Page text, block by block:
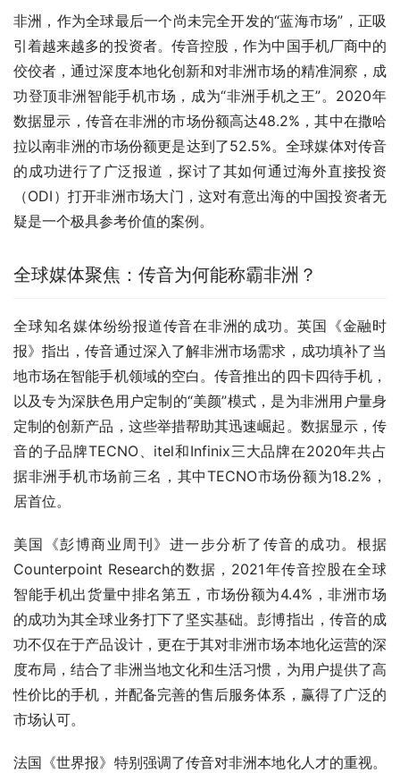
非洲，作为全球最后一个尚未完全开发的“蓝海市场”，正吸
引着越来越多的投资者。传音控股，作为中国手机厂商中的
佼佼者，通过深度本地化创新和对非洲市场的精准洞察，成
功登顶非洲智能手机市场，成为“非洲手机之王”。2020年
数据显示，传音在非洲的市场份额高达48.2%，其中在撒哈
拉以南非洲的市场份额更是达到了52.5%。全球媒体对传音
的成功进行了广泛报道，探讨了其如何通过海外直接投资
（ODI）打开非洲市场大门，这对有意出海的中国投资者无
疑是一个极具参考价值的案例。
全球媒体聚焦：传音为何能称霸非洲？
全球知名媒体纷纷报道传音在非洲的成功。英国《金融时
报》指出，传音通过深入了解非洲市场需求，成功填补了当
地市场在智能手机领域的空白。传音推出的四卡四待手机，
以及专为深肤色用户定制的“美颜”模式，是为非洲用户量身
定制的创新产品，这些举措帮助其迅速崛起。数据显示，传
音的子品牌TECNO、itel和Infinix三大品牌在2020年共占
据非洲手机市场前三名，其中TECNO市场份额为18.2%，
居首位。
美国《彭博商业周刊》进一步分析了传音的成功。根据
Counterpoint Research的数据，2021年传音控股在全球
智能手机出货量中排名第五，市场份额为4.4%，非洲市场
的成功为其全球业务打下了坚实基础。彭博指出，传音的成
功不仅在于产品设计，更在于其对非洲市场本地化运营的深
度布局，结合了非洲当地文化和生活习惯，为用户提供了高
性价比的手机，并配备完善的售后服务体系，赢得了广泛的
市场认可。
法国《世界报》特别强调了传音对非洲本地化人才的重视。